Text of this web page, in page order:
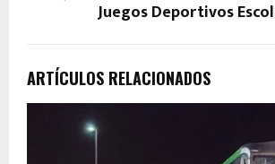
Juegos Deportivos
ARTÍCULOS RELACIONADOS